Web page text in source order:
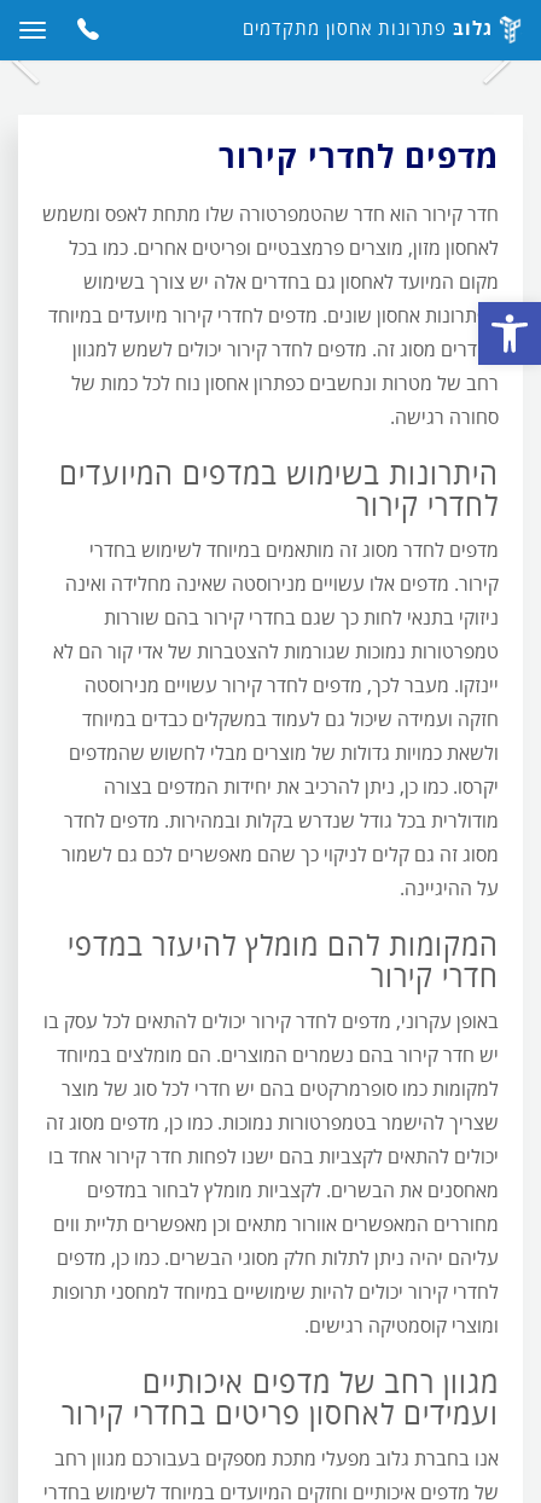
פתח סרגל נגישות
גלובּ פתרונות אחסון מתקדמים
באתר
גלוב> כללי>מדפים לחדרי קירור
מדפים לחדרי קירור
לחץ
לחץ
לעבור
לתמונה
הקודמת
מדפים לחדרי קירור
חדר קירור הוא חדר שהטמפרטורה שלו מתחת לאפס ומשמש
לאחסון מזון, מוצרים פרמצבטיים ופריטים אחרים. כמו בכל
מקום המיועד לאחסון גם בחדרים אלה יש צורך בשימוש
בפתרונות אחסון שונים. מדפים לחדרי קירור מיועדים במיוחד
לחדרים מסוג זה. מדפים לחדר קירור יכולים לשמש למגוון
רחב של מטרות ונחשבים כפתרון אחסון נוח לכל כמות של
סחורה רגישה.
היתרונות בשימוש במדפים המיועדים
לחדרי קירור
מדפים לחדר מסוג זה מותאמים במיוחד לשימוש בחדרי
קירור. מדפים אלו עשויים מנירוסטה שאינה מחלידה ואינה
ניזוקי בתנאי לחות כך שגם בחדרי קירור בהם שוררות
טמפרטורות נמוכות שגורמות להצטברות של אדי קור הם לא
יינזקו. מעבר לכך, מדפים לחדר קירור עשויים מנירוסטה
חזקה ועמידה שיכול גם לעמוד במשקלים כבדים במיוחד
ולשאת כמויות גדולות של מוצרים מבלי לחשוש שהמדפים
יקרסו. כמו כן, ניתן להרכיב את יחידות המדפים בצורה
מודולרית בכל גודל שנדרש בקלות ובמהירות. מדפים לחדר
מסוג זה גם קלים לניקוי כך שהם מאפשרים לכם גם לשמור
על ההיגיינה.
המקומות להם מומלץ להיעזר במדפי
חדרי קירור
באופן עקרוני, מדפים לחדר קירור יכולים להתאים לכל עסק בו
יש חדר קירור בהם נשמרים המוצרים. הם מומלצים במיוחד
למקומות כמו סופרמרקטים בהם יש חדרי לכל סוג של מוצר
שצריך להישמר בטמפרטורות נמוכות. כמו כן, מדפים מסוג זה
יכולים להתאים לקצביות בהם ישנו לפחות חדר קירור אחד בו
מאחסנים את הבשרים. לקצביות מומלץ לבחור במדפים
מחוררים המאפשרים אוורור מתאים וכן מאפשרים תליית ווים
עליהם יהיה ניתן לתלות חלק מסוגי הבשרים. כמו כן, מדפים
לחדרי קירור יכולים להיות שימושיים במיוחד למחסני תרופות
ומוצרי קוסמטיקה רגישים.
מגוון רחב של מדפים איכותיים
ועמידים לאחסון פריטים בחדרי קירור
אנו בחברת גלוב מפעלי מתכת מספקים בעבורכם מגוון רחב
של מדפים איכותיים וחזקים המיועדים במיוחד לשימוש בחדרי